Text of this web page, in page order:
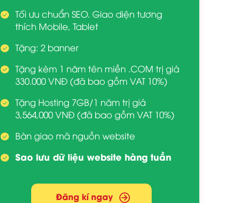
Tối ưu chuẩn SEO. Giao diện tương
thích Mobile, Tablet
Tặng: 2 banner
Tặng kèm 1 năm tên miền .COM trị giá
330.000 VNĐ (đã bao gồm VAT 10%)
Tặng Hosting 7GB/1 năm trị giá
3,564,000 VNĐ (đã bao gồm VAT 10%)
Bàn giao mã nguồn website
Sao lưu dữ liệu website hàng tuần
Đăng kí ngay